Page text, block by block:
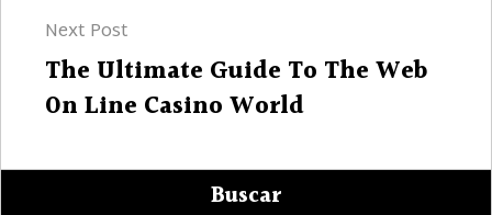
Next Post
Next
post:
The Ultimate Guide To The Web
On Line Casino World
Buscar